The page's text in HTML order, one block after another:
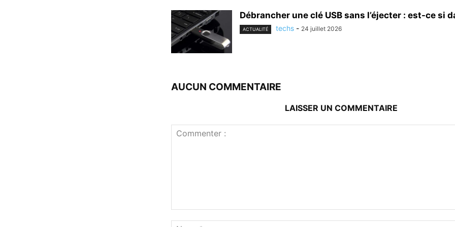
Débrancher une clé USB sans l’éjecter : est-ce si
ACTUALITÉ techs - 24 juillet 2026
AUCUN COMMENTAIRE
LAISSER UN COMMENTAIRE